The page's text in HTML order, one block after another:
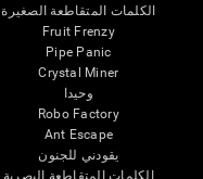
الكلمات المتقاطعة الصغيرة
Fruit Frenzy
Pipe Panic
Crystal Miner
وحيدا
Robo Factory
Ant Escape
يقودني للجنون
الكلمات المتقاطعة البصرية